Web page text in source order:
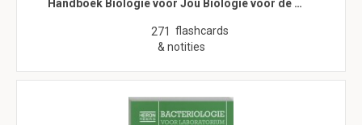
Handboek Biologie voor Jou Biologie voor de …
271 flashcards
& notities